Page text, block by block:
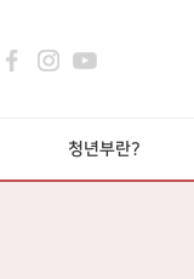
청년부란?